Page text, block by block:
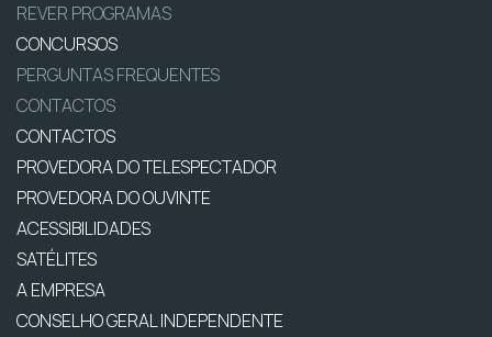
REVER PROGRAMAS
CONCURSOS
PERGUNTAS FREQUENTES
CONTACTOS
CONTACTOS
PROVEDORA DO TELESPECTADOR
PROVEDORA DO OUVINTE
ACESSIBILIDADES
SATÉLITES
A EMPRESA
CONSELHO GERAL INDEPENDENTE